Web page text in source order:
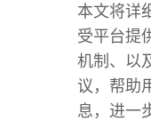
本文将详
受平台提
机制、以
议，帮助
息，进一